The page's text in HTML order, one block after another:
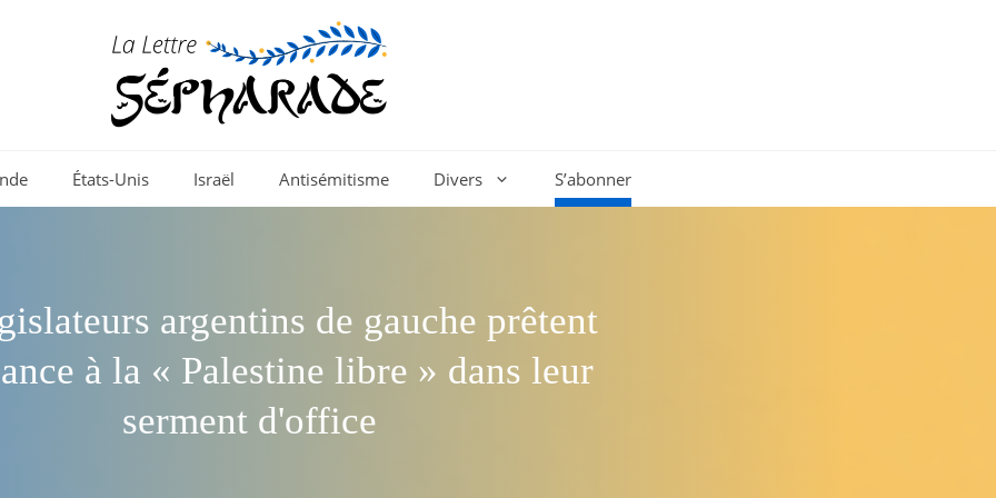
États-Unis Israël Antisémitisme Divers S’abonner
argentins de gauche prêtent
à la « Palestine libre » dans leur
serment d'office